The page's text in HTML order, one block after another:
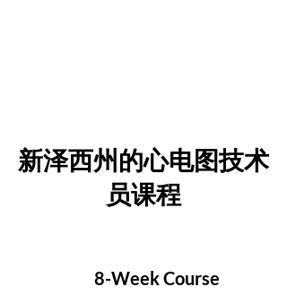
新泽西州的心电图技术
员课程
8-Week Course